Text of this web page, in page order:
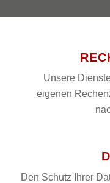
Unsere
eigenen
Den Schutz Ihrer